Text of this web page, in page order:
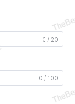
0 / 20
0 / 100